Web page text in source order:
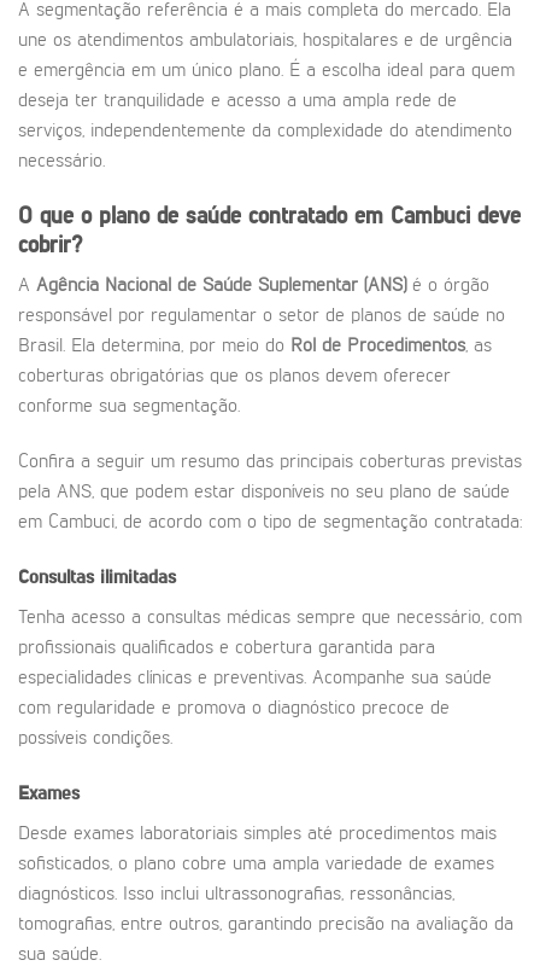
A segmentação referência é a mais completa do mercado. Ela
une os atendimentos ambulatoriais, hospitalares e de urgência
e emergência em um único plano. É a escolha ideal para quem
deseja ter tranquilidade e acesso a uma ampla rede de
serviços, independentemente da complexidade do atendimento
necessário.
O que o plano de saúde contratado em Cambuci deve
cobrir?
A Agência Nacional de Saúde Suplementar (ANS)é o órgão
responsável por regulamentar o setor de planos de saúde no
Brasil. Ela determina, por meio do Rol de Procedimentos, as
coberturas obrigatórias que os planos devem oferecer
conforme sua segmentação.
Confira a seguir um resumo das principais coberturas previstas
pela ANS, que podem estar disponíveis no seu plano de saúde
em Cambuci, de acordo com o tipo de segmentação contratada:
Consultas ilimitadas
Tenha acesso a consultas médicas sempre que necessário, com
profissionais qualificados e cobertura garantida para
especialidades clínicas e preventivas. Acompanhe sua saúde
com regularidade e promova o diagnóstico precoce de
possíveis condições.
Exames
Desde exames laboratoriais simples até procedimentos mais
sofisticados, o plano cobre uma ampla variedade de exames
diagnósticos. Isso inclui ultrassonografias, ressonâncias,
tomografias, entre outros, garantindo precisão na avaliação da
sua saúde.